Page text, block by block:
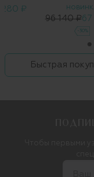
₽
96 140 ₽
-30%
Быстрая